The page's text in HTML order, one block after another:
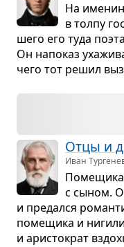
На
в толпу
шего его туда
Он напо­каз
чего тот решил
Отцы и
Иван
Поме­щика
с сыном.
и пре­дался
поме­щика и
и ари­сто­крат